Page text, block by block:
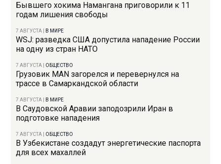
Бывшего хокима Намангана приговорили к 11
годам лишения свободы
7 АВГУСТА В МИРЕ
WSJ: разведка США допустила нападение России
на одну из стран НАТО
7 АВГУСТА ОБЩЕСТВО
Грузовик MAN загорелся и перевернулся на
трассе в Самаркандской области
7 АВГУСТА В МИРЕ
В Саудовской Аравии заподозрили Иран в
подготовке нападения
7 АВГУСТА ОБЩЕСТВО
В Узбекистане создадут энергетические паспорта
для всех махаллей